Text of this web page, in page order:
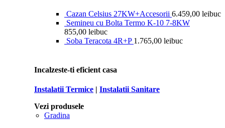
Cazan Celsius 27KW+Accesorii 6.459,00 leibuc
Semineu cu Bolta Termo K-10 7-8KW
855,00 leibuc
Soba Teracota 4R+P 1.765,00 leibuc
Incalzeste-ti eficient casa
Instalatii Termice | Instalatii Sanitare
Vezi produsele
Gradina